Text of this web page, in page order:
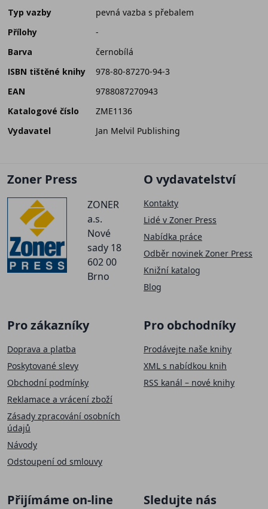
Typ vazby
pevná vazba s přebalem
Přílohy
-
Barva
černobílá
ISBN tištěné knihy
978-80-87270-94-3
EAN
9788087270943
Katalogové číslo
ZME1136
Vydavatel
Jan Melvil Publishing
Zoner Press
ZONER
a.s.
Nové
sady 18
602 00
Brno
O vydavatelství
Kontakty
Lidé v Zoner Press
Nabídka práce
Odběr novinek Zoner Press
Knižní katalog
Blog
Pro zákazníky
Doprava a platba
Poskytované slevy
Obchodní podmínky
Reklamace a vrácení zboží
Zásady zpracování osobních
údajů
Návody
Odstoupení od smlouvy
Pro obchodníky
Prodávejte naše knihy
XML s nabídkou knih
RSS kanál – nové knihy
Přijímáme on-line
Sledujte nás